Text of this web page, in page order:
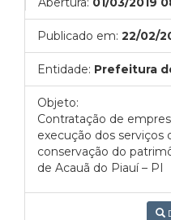
Publicado em: 22/02/
Entidade: Prefeitura
Objeto:
Contratação de
execução dos serviços
conservação do
de Acauã do Piauí – PI